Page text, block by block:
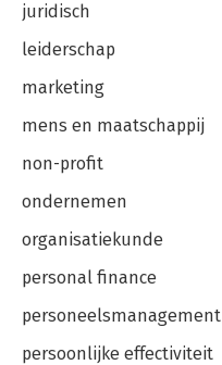
juridisch
leiderschap
marketing
mens en maatschappij
non-profit
ondernemen
organisatiekunde
personal finance
personeelsmanagement
persoonlijke effectiviteit